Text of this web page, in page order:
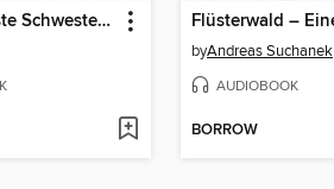
Ziemlich beste Schwestern 1
byAndreas Suchanek
AUDIOBOOK
BORROW